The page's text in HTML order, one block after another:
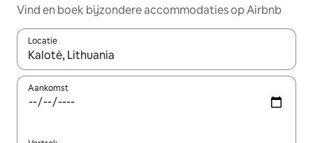
Vind en boek bijzondere accommodaties op Airbnb
Locatie
Wanneer er suggesties beschikbaar zijn, maak je een keuze
Aankomst